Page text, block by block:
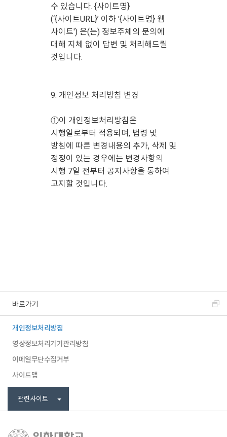
수 있습니다. {사이트명}
(‘{사이트URL}’ 이하 '{사이트명} 웹
사이트') 은(는) 정보주체의 문의에
대해 지체 없이 답변 및 처리해드릴
것입니다.
9. 개인정보 처리방침 변경
①이 개인정보처리방침은
시행일로부터 적용되며, 법령 및
방침에 따른 변경내용의 추가, 삭제 및
정정이 있는 경우에는 변경사항의
시행 7일 전부터 공지사항을 통하여
고지할 것입니다.
바로가기
개인정보처리방침
영상정보처리기기관리방침
이메일무단수집거부
사이트맵
관련사이트